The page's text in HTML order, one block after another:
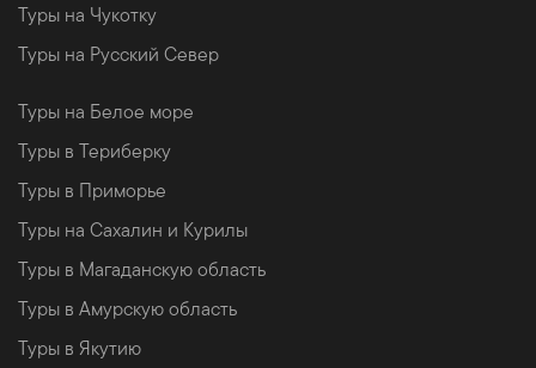
Туры на Чукотку
Туры на Русский Север
Туры на Белое море
Туры в Териберку
Туры в Приморье
Туры на Сахалин и Курилы
Туры в Магаданскую область
Туры в Амурскую область
Туры в Якутию